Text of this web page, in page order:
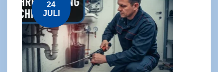
24
JULI